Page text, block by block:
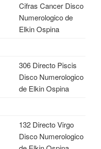
Cifras Cancer Disco
Numerologico de
Elkin Ospina
306 Directo Piscis
Disco Numerologico
de Elkin Ospina
132 Directo Virgo
Disco Numerologico